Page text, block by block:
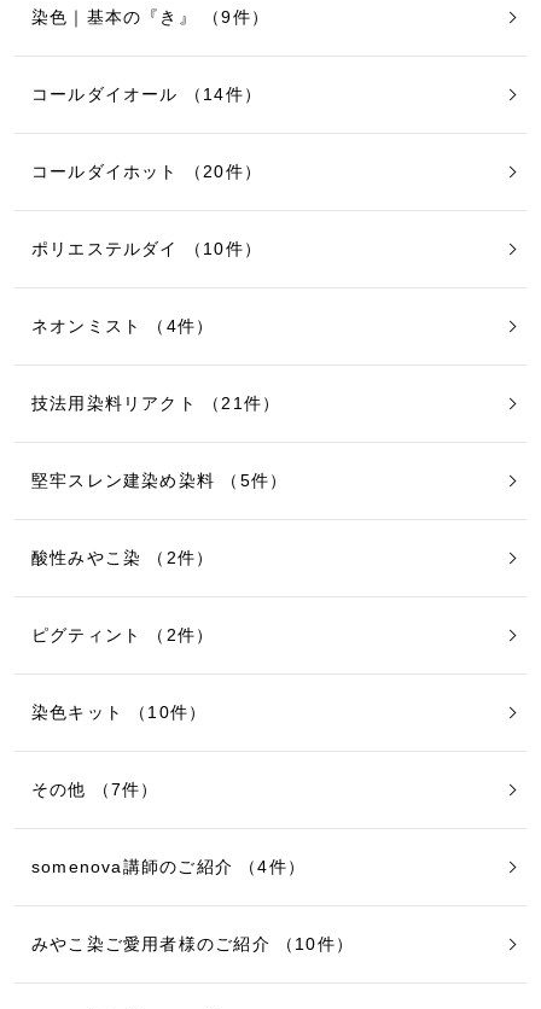
染色｜基本の『き』 （9件）
コールダイオール （14件）
コールダイホット （20件）
ポリエステルダイ （10件）
ネオンミスト （4件）
技法用染料リアクト （21件）
堅牢スレン建染め染料 （5件）
酸性みやこ染 （2件）
ピグティント （2件）
染色キット （10件）
その他 （7件）
somenova講師のご紹介 （4件）
みやこ染ご愛用者様のご紹介 （10件）